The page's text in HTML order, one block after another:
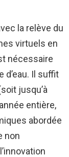
la relève du
virtuels en
nécessaire
d’eau. Il suffit
jusqu’à
entière,
abordée
non